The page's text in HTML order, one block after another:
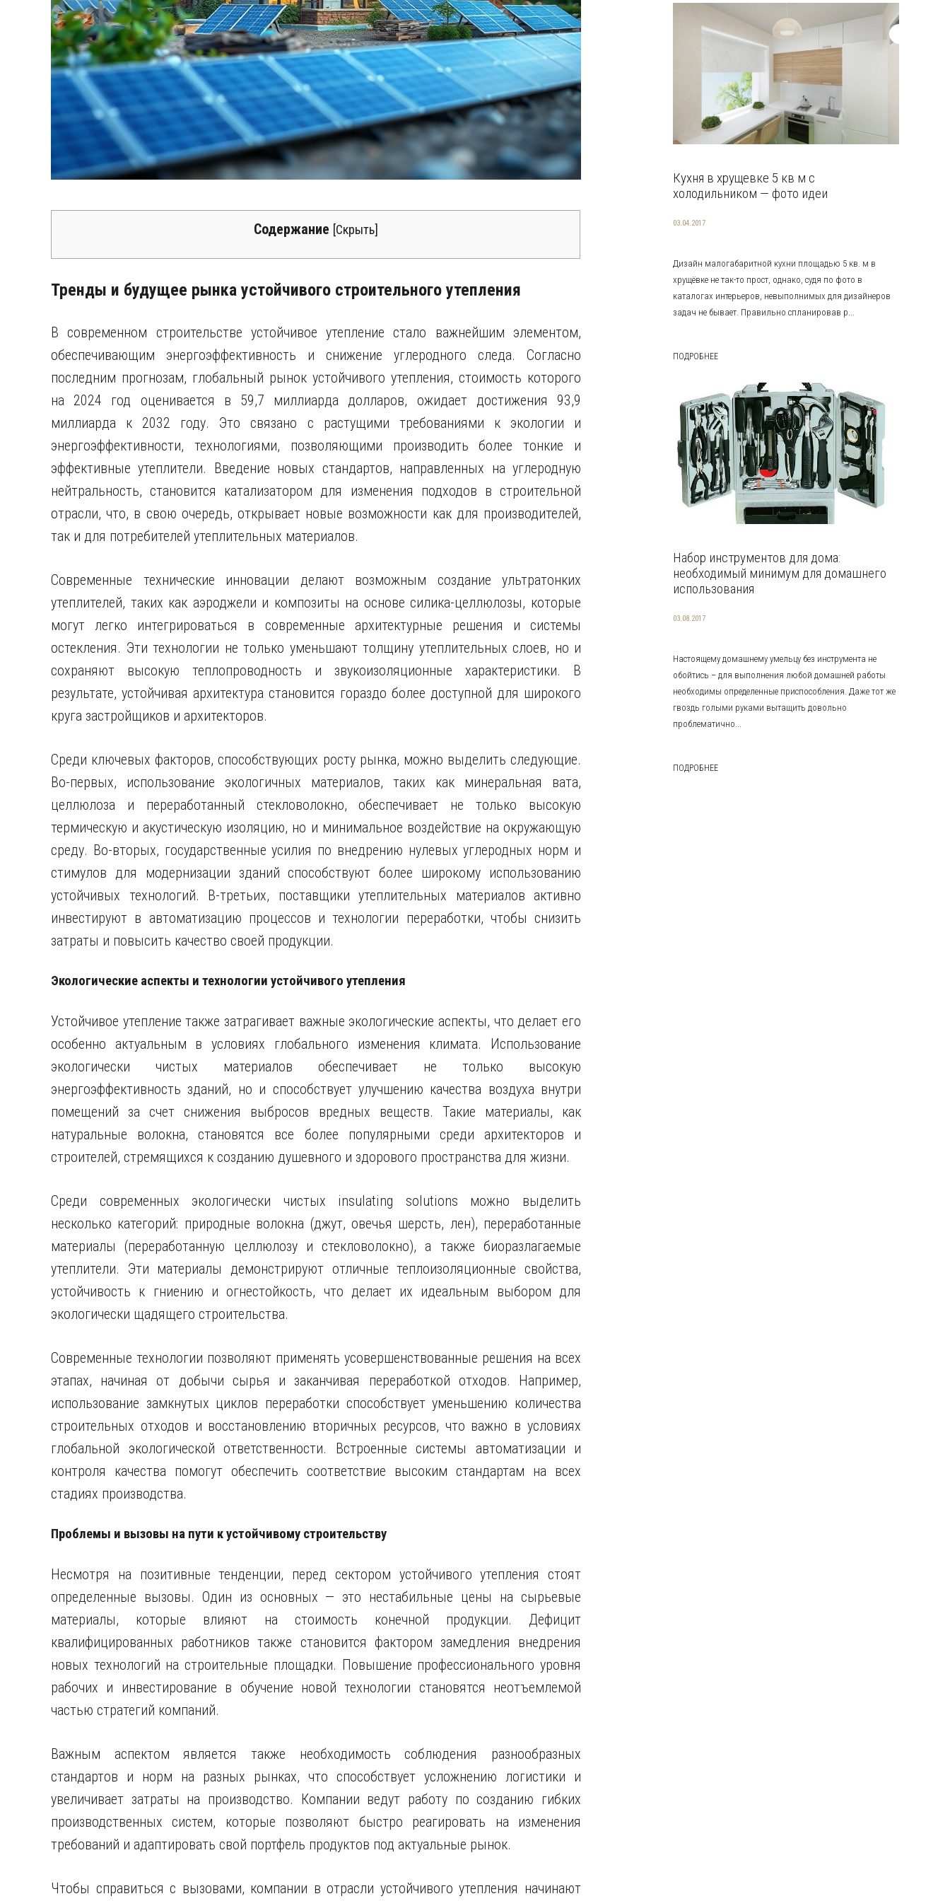
Содержание [Скрыть]
Тренды и будущее рынка устойчивого строительного утепления
В современном строительстве устойчивое утепление стало важнейшим элементом,
обеспечивающим энергоэффективность и снижение углеродного следа. Согласно
последним прогнозам, глобальный рынок устойчивого утепления, стоимость которого
на 2024 год оценивается в 59,7 миллиарда долларов, ожидает достижения 93,9
миллиарда к 2032 году. Это связано с растущими требованиями к экологии и
энергоэффективности, технологиями, позволяющими производить более тонкие и
эффективные утеплители. Введение новых стандартов, направленных на углеродную
нейтральность, становится катализатором для изменения подходов в строительной
отрасли, что, в свою очередь, открывает новые возможности как для производителей,
так и для потребителей утеплительных материалов.
Современные технические инновации делают возможным создание ультратонких
утеплителей, таких как аэроджели и композиты на основе силика-целлюлозы, которые
могут легко интегрироваться в современные архитектурные решения и системы
остекления. Эти технологии не только уменьшают толщину утеплительных слоев, но и
сохраняют высокую теплопроводность и звукоизоляционные характеристики. В
результате, устойчивая архитектура становится гораздо более доступной для широкого
круга застройщиков и архитекторов.
Среди ключевых факторов, способствующих росту рынка, можно выделить следующие.
Во-первых, использование экологичных материалов, таких как минеральная вата,
целлюлоза и переработанный стекловолокно, обеспечивает не только высокую
термическую и акустическую изоляцию, но и минимальное воздействие на окружающую
среду. Во-вторых, государственные усилия по внедрению нулевых углеродных норм и
стимулов для модернизации зданий способствуют более широкому использованию
устойчивых технологий. В-третьих, поставщики утеплительных материалов активно
инвестируют в автоматизацию процессов и технологии переработки, чтобы снизить
затраты и повысить качество своей продукции.
Экологические аспекты и технологии устойчивого утепления
Устойчивое утепление также затрагивает важные экологические аспекты, что делает его
особенно актуальным в условиях глобального изменения климата. Использование
экологически чистых материалов обеспечивает не только высокую
энергоэффективность зданий, но и способствует улучшению качества воздуха внутри
помещений за счет снижения выбросов вредных веществ. Такие материалы, как
натуральные волокна, становятся все более популярными среди архитекторов и
строителей, стремящихся к созданию душевного и здорового пространства для жизни.
Среди современных экологически чистых insulating solutions можно выделить
несколько категорий: природные волокна (джут, овечья шерсть, лен), переработанные
материалы (переработанную целлюлозу и стекловолокно), а также биоразлагаемые
утеплители. Эти материалы демонстрируют отличные теплоизоляционные свойства,
устойчивость к гниению и огнестойкость, что делает их идеальным выбором для
экологически щадящего строительства.
Современные технологии позволяют применять усовершенствованные решения на всех
этапах, начиная от добычи сырья и заканчивая переработкой отходов. Например,
использование замкнутых циклов переработки способствует уменьшению количества
строительных отходов и восстановлению вторичных ресурсов, что важно в условиях
глобальной экологической ответственности. Встроенные системы автоматизации и
контроля качества помогут обеспечить соответствие высоким стандартам на всех
стадиях производства.
Проблемы и вызовы на пути к устойчивому строительству
Несмотря на позитивные тенденции, перед сектором устойчивого утепления стоят
определенные вызовы. Один из основных — это нестабильные цены на сырьевые
материалы, которые влияют на стоимость конечной продукции. Дефицит
квалифицированных работников также становится фактором замедления внедрения
новых технологий на строительные площадки. Повышение профессионального уровня
рабочих и инвестирование в обучение новой технологии становятся неотъемлемой
частью стратегий компаний.
Важным аспектом является также необходимость соблюдения разнообразных
стандартов и норм на разных рынках, что способствует усложнению логистики и
увеличивает затраты на производство. Компании ведут работу по созданию гибких
производственных систем, которые позволяют быстро реагировать на изменения
требований и адаптировать свой портфель продуктов под актуальные рынок.
Чтобы справиться с вызовами, компании в отрасли устойчивого утепления начинают
Кухня в хрущевке 5 кв м с
холодильником — фото идеи
03.04.2017
Дизайн малогабаритной кухни площадью 5 кв. м в
хрущёвке не так-то прост, однако, судя по фото в
каталогах интерьеров, невыполнимых для дизайнеров
задач не бывает. Правильно спланировав р...
ПОДРОБНЕЕ
Набор инструментов для дома:
необходимый минимум для домашнего
использования
03.08.2017
Настоящему домашнему умельцу без инструмента не
обойтись – для выполнения любой домашней работы
необходимы определенные приспособления. Даже тот же
гвоздь голыми руками вытащить довольно
проблематично...
ПОДРОБНЕЕ